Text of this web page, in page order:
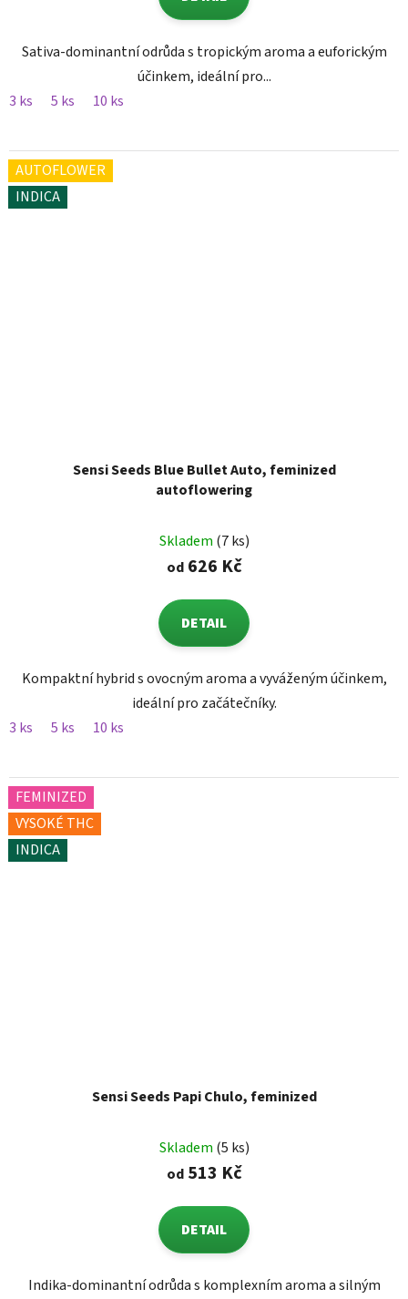
Sativa-dominantní odrůda s tropickým aroma a euforickým
účinkem, ideální pro...
3 ks
5 ks 10 ks
AUTOFLOWER
INDICA
Sensi Seeds Blue Bullet Auto, feminized
autoflowering
Skladem (7 ks)
od626 Kč
DETAIL
Kompaktní hybrid s ovocným aroma a vyváženým účinkem,
ideální pro začátečníky.
3 ks
5 ks 10 ks
FEMINIZED
VYSOKÉ THC
INDICA
Sensi Seeds Papi Chulo, feminized
Skladem (5 ks)
od513 Kč
DETAIL
Indika-dominantní odrůda s komplexním aroma a silným